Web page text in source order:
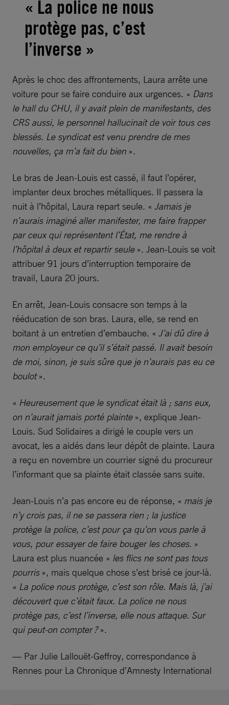
« La police ne nous
protège pas, c’est
l’inverse »
Après le choc des affrontements, Laura arrête une
voiture pour se faire conduire aux urgences. « Dans
le hall du CHU, il y avait plein de manifestants, des
CRS aussi, le personnel hallucinait de voir tous ces
blessés. Le syndicat est venu prendre de mes
nouvelles, ça m’a fait du bien ».
Le bras de Jean-Louis est cassé, il faut l’opérer,
implanter deux broches métalliques. Il passera la
nuit à l’hôpital, Laura repart seule. « Jamais je
n’aurais imaginé aller manifester, me faire frapper
par ceux qui représentent l’État, me rendre à
l’hôpital à deux et repartir seule». Jean-Louis se voit
attribuer 91 jours d’interruption temporaire de
travail, Laura 20 jours.
En arrêt, Jean-Louis consacre son temps à la
rééducation de son bras. Laura, elle, se rend en
boitant à un entretien d’embauche. « J’ai dû dire à
mon employeur ce qu’il s’était passé. Il avait besoin
de moi, sinon, je suis sûre que je n’aurais pas eu ce
boulot».
« Heureusement que le syndicat était là ; sans eux,
on n’aurait jamais porté plainte», explique Jean-
Louis. Sud Solidaires a dirigé le couple vers un
avocat, les a aidés dans leur dépôt de plainte. Laura
a reçu en novembre un courrier signé du procureur
l’informant que sa plainte était classée sans suite.
Jean-Louis n’a pas encore eu de réponse, « mais je
n’y crois pas, il ne se passera rien ; la justice
protège la police, c’est pour ça qu’on vous parle à
vous, pour essayer de faire bouger les choses. »
Laura est plus nuancée « les flics ne sont pas tous
pourris », mais quelque chose s’est brisé ce jour-là.
« La police nous protège, c’est son rôle. Mais là, j’ai
découvert que c’était faux. La police ne nous
protège pas, c’est l’inverse, elle nous attaque. Sur
qui peut-on compter ?».
— Par Julie Lallouët-Geffroy, correspondance à
Rennes pour La Chronique d’Amnesty International